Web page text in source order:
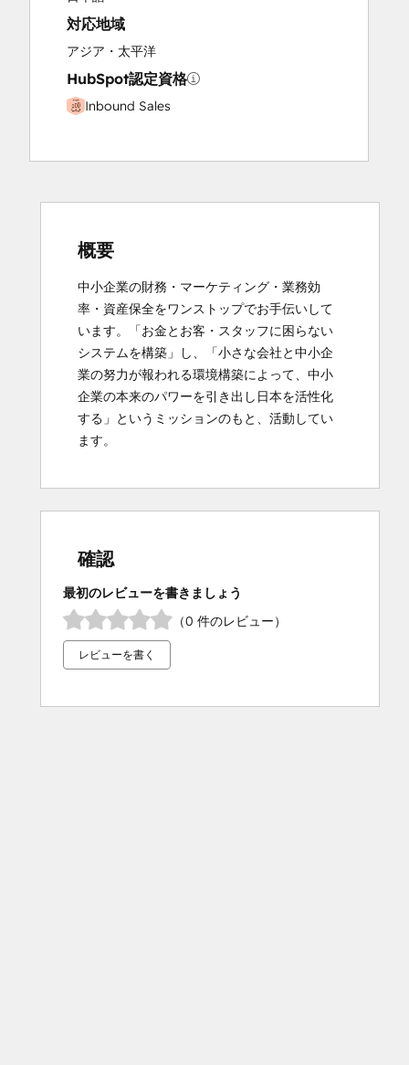
対応地域
アジア・太平洋
HubSpot認定資格
Inbound Sales
概要
中小企業の財務・マーケティング・業務効
率・資産保全をワンストップでお手伝いして
います。「お金とお客・スタッフに困らない
システムを構築」し、「小さな会社と中小企
業の努力が報われる環境構築によって、中小
企業の本来のパワーを引き出し日本を活性化
する」というミッションのもと、活動してい
ます。
確認
最初のレビューを書きましょう
（0 件のレビュー）
レビューを書く